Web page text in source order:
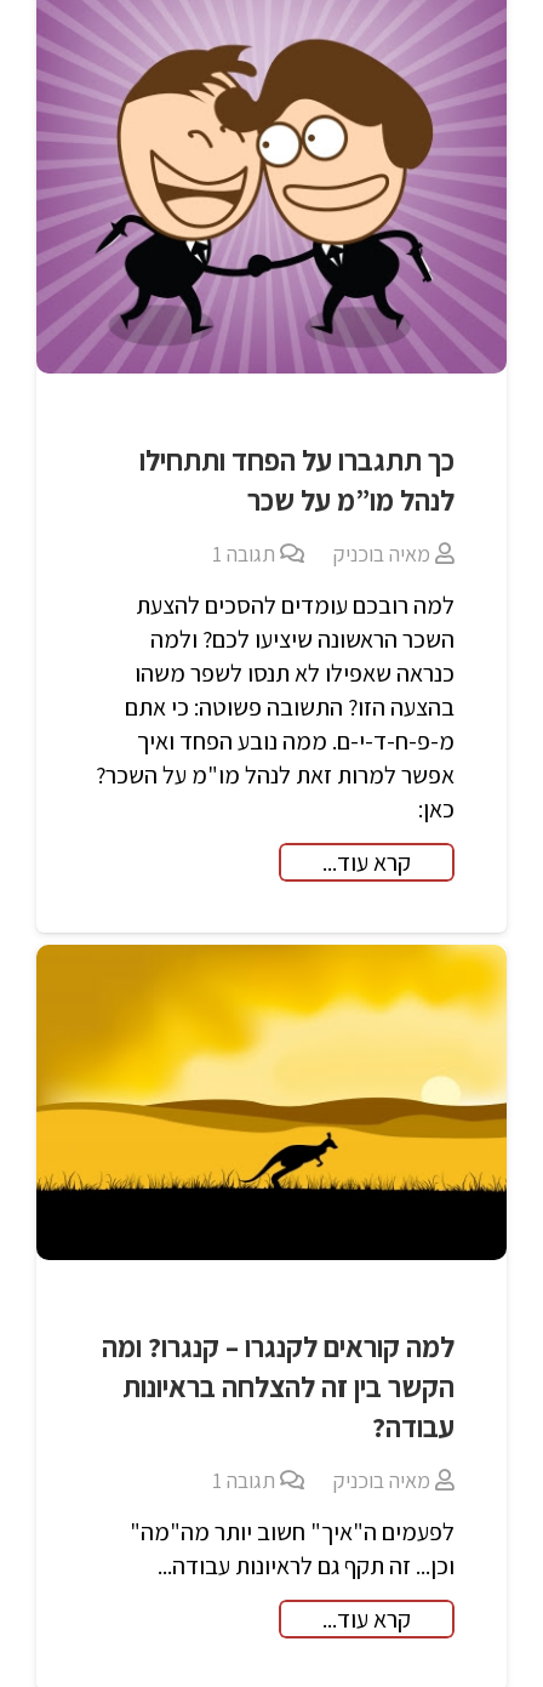
כך תתגברו על הפחד ותתחילו
לנהל מו”מ על שכר
מאיה בוכניק תגובה1
למה רובכם עומדים להסכים להצעת
השכר הראשונה שיציעו לכם? ולמה
כנראה שאפילו לא תנסו לשפר משהו
בהצעה הזו? התשובה פשוטה: כי אתם
מ-פ-ח-ד-י-ם. ממה נובע הפחד ואיך
אפשר למרות זאת לנהל מו"מ על השכר?
כאן:
קרא עוד...
למה קוראים לקנגרו – קנגרו? ומה
הקשר בין זה להצלחה בראיונות
עבודה?
מאיה בוכניק תגובה1
לפעמים ה"איך" חשוב יותר מה"מה"
וכן... זה תקף גם לראיונות עבודה...
קרא עוד...